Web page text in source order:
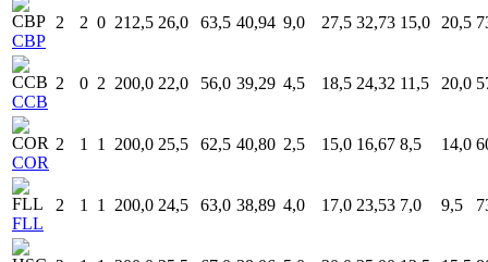
CBP
2 2 0 212,5 26,0 63,5 40,94 9,0 27,5 32,73 15,0 20,5
CCB
2 0 2 200,0 22,0 56,0 39,29 4,5 18,5 24,32 11,5 20,0
COR
2 1 1 200,0 25,5 62,5 40,80 2,5 15,0 16,67 8,5 14,0
FLL
2 1 1 200,0 24,5 63,0 38,89 4,0 17,0 23,53 7,0 9,5